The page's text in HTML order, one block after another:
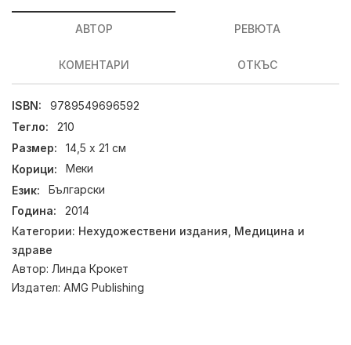
АВТОР РЕВЮТА
КОМЕНТАРИ ОТКЪС
ISBN:
9789549696592
Тегло:
210
Размер:
14,5 х 21 см
Корици:
Меки
Език:
Български
Година:
2014
Категории: Нехудожествени издания Медицина и
здраве
Автор: Линда Крокет
Издател: AMG Publishing